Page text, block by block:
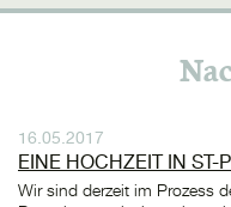
16.05.2017
EINE HOCHZEIT IN ST-
Wir sind derzeit im Prozess